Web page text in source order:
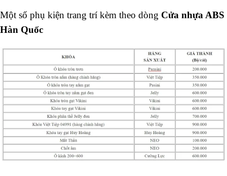
Một số phụ kiện trang trí kèm theo dòng Cửa nhựa ABS
Hàn Quốc